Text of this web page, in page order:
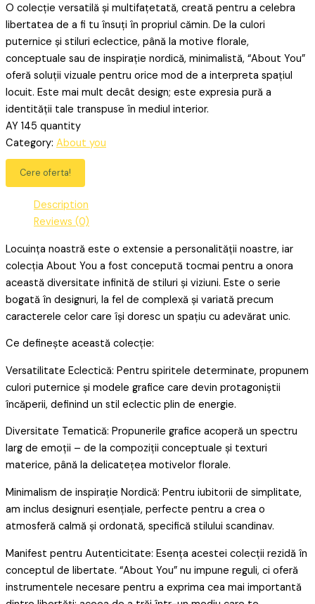
O colecție versatilă și multifațetată, creată pentru a celebra
libertatea de a fi tu însuți în propriul cămin. De la culori
puternice și stiluri eclectice, până la motive florale,
conceptuale sau de inspirație nordică, minimalistă, “About You”
oferă soluții vizuale pentru orice mod de a interpreta spațiul
locuit. Este mai mult decât design; este expresia pură a
identității tale transpuse în mediul interior.
AY 145 quantity
Category: About you
Cere oferta!
Description
Reviews (0)
Locuința noastră este o extensie a personalității noastre, iar
colecția About You a fost concepută tocmai pentru a onora
această diversitate infinită de stiluri și viziuni. Este o serie
bogată în designuri, la fel de complexă și variată precum
caracterele celor care își doresc un spațiu cu adevărat unic.
Ce definește această colecție:
Versatilitate Eclectică: Pentru spiritele determinate, propunem
culori puternice și modele grafice care devin protagoniștii
încăperii, definind un stil eclectic plin de energie.
Diversitate Tematică: Propunerile grafice acoperă un spectru
larg de emoții – de la compoziții conceptuale și texturi
materice, până la delicatețea motivelor florale.
Minimalism de inspirație Nordică: Pentru iubitorii de simplitate,
am inclus designuri esențiale, perfecte pentru a crea o
atmosferă calmă și ordonată, specifică stilului scandinav.
Manifest pentru Autenticitate: Esența acestei colecții rezidă în
conceptul de libertate. “About You” nu impune reguli, ci oferă
instrumentele necesare pentru a exprima cea mai importantă